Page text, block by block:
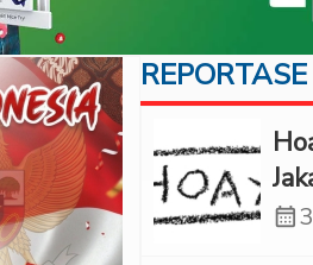
calendar_month